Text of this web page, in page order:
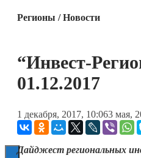
Книги
Регионы / Новости
“Инвест-
01.12.2017
1 декабря, 2017, 10:063 мая,
Дайджест региональных